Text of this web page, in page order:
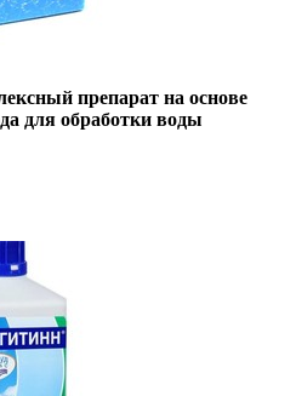
препарат на основе
для обработки воды